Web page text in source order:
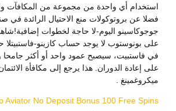
استخدام أي واحدة من مجموعة من المكافآت
فضلا عن بروتوكولات منع الاحتيال الرائدة في
جوجوكاسينو اليوم-لا حاجة لخطوات
على بونوستوب لا يوجد حساب كازينو-فاستبيتلا
في فاستبيت، سيصبح عمود واحد أو أكثر
على إعادة الدوران. هذا يرجع إلى مكافأة
ميكروغمينغ .
Aviator No Deposit Bonus 100 Free Spins